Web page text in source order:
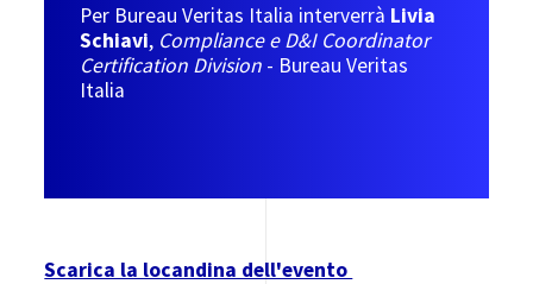
Per Bureau Veritas Italia interverrà Livia
Schiavi, Compliance e D&I Coordinator
Certification Division - Bureau Veritas
Italia
Scarica la locandina dell'evento